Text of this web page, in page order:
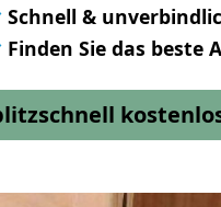
Schnell &
Finden Sie das beste